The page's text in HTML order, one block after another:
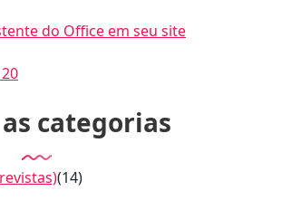
do Office em seu site
categorias
(14)